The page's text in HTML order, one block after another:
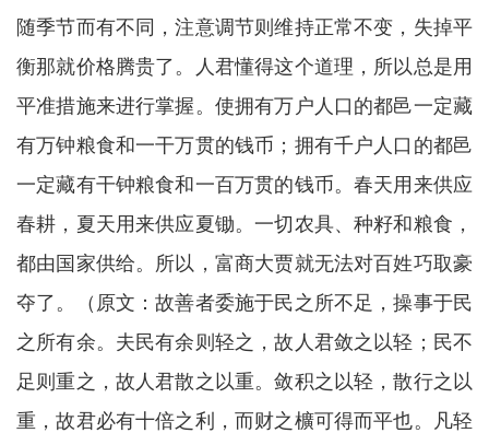
随季节而有不同，注意调节则维持正常不变，失掉平
衡那就价格腾贵了。人君懂得这个道理，所以总是用
平准措施来进行掌握。使拥有万户人口的都邑一定藏
有万钟粮食和一干万贯的钱币；拥有千户人口的都邑
一定藏有干钟粮食和一百万贯的钱币。春天用来供应
春耕，夏天用来供应夏锄。一切农具、种籽和粮食，
都由国家供给。所以，富商大贾就无法对百姓巧取豪
夺了。（原文：故善者委施于民之所不足，操事于民
之所有余。夫民有余则轻之，故人君敛之以轻；民不
足则重之，故人君散之以重。敛积之以轻，散行之以
重，故君必有十倍之利，而财之櫎可得而平也。凡轻